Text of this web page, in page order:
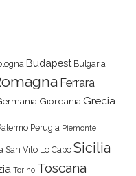
Budapest Bulgaria
Ferrara
Giordania Grecia
Perugia Piemonte
San Vito Lo Capo Sicilia
Torino Toscana